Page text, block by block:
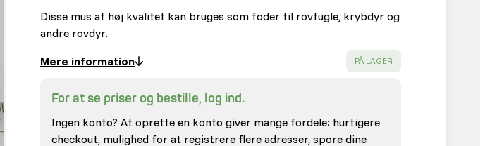
Disse mus af høj kvalitet kan bruges som foder til rovfugle, krybdyr og
andre rovdyr.
Mere information
SUCCESS
PÅ LAGER
For at se priser og bestille, log ind.
Ingen konto? At oprette en konto giver mange fordele: hurtigere
checkout, mulighed for at registrere flere adresser, spore dine